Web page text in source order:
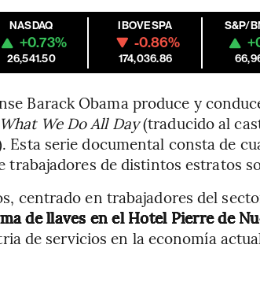
NASDAQ
+0.73%
26,541.50
IBOVESPA
-0.86%
174,036.86
S&P/
Barack Obama produce y
We Do All Day(traducido al
Esta serie documental consta de
trabajadores de distintos estratos
centrado en trabajadores del
de llaves en el Hotel Pierre de
de servicios en la economía